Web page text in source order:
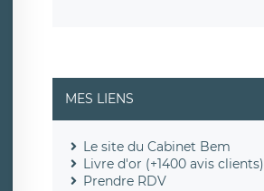
MES LIENS
Le site du Cabinet Bem
Livre d'or (+1400 avis clients)
Prendre RDV